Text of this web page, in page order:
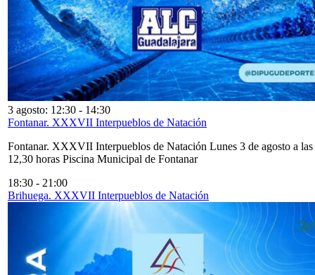
3 agosto: 12:30 - 14:30
Fontanar. XXXVII Interpueblos de Natación
Fontanar. XXXVII Interpueblos de Natación Lunes 3 de agosto a las
12,30 horas Piscina Municipal de Fontanar
18:30 - 21:00
Brihuega. XXXVII Interpueblos de Natación